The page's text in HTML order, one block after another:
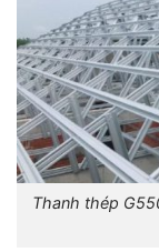
Thanh thép